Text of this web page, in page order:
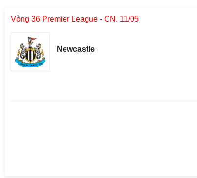
Vòng 36 Premier League - CN, 11/05
Newcastle